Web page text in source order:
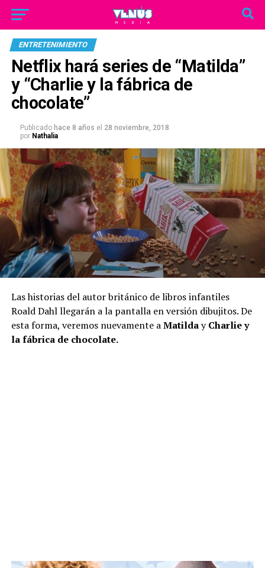
ENTRETENIMIENTO
Netflix hará series de “Matilda”
y “Charlie y la fábrica de
chocolate”
Publicado hace 8 años el 28 noviembre, 2018
por Nathalia
Las historias del autor británico de libros infantiles
Roald Dahl llegarán a la pantalla en versión dibujitos. De
esta forma, veremos nuevamente aMatildayCharlie y
la fábrica de chocolate.